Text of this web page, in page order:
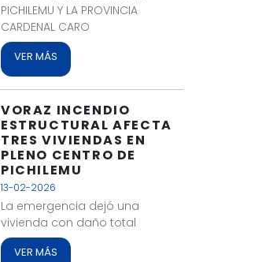
PICHILEMU Y LA PROVINCIA
CARDENAL CARO
VER MÁS
VORAZ INCENDIO
ESTRUCTURAL AFECTA
TRES VIVIENDAS EN
PLENO CENTRO DE
PICHILEMU
13-02-2026
La emergencia dejó una
vivienda con daño total
VER MÁS